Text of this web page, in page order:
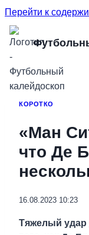
Перейти к
КОРОТКО
«Ман
что Де
16.08.2023 10:23
Тяжелый удар